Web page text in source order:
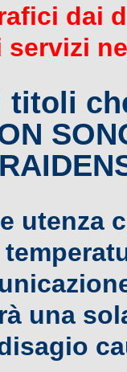
dai
servizi
titoli
utenza
una